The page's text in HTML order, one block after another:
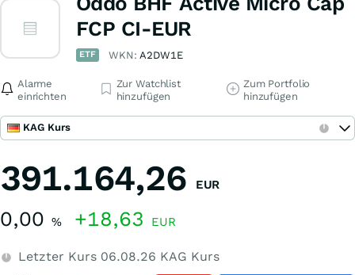
FCP CI-EUR
ETF WKN:A2DW1E
Alarme
einrichten
Zur Watchlist
hinzufügen
Zum Portfolio
hinzufügen
KAG Kurs
391.164,26 EUR
0,00 % +18,63 EUR
Letzter Kurs 06.08.26 KAG Kurs